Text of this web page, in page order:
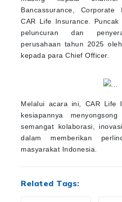
Bancassurance,
CAR Life Insurance.
peluncuran dan
perusahaan tahun 2025
kepada para Chief Officer.
Melalui acara ini, CAR Life
kesiapannya
semangat kolaborasi,
dalam memberikan
masyarakat Indonesia.
Related Tags: